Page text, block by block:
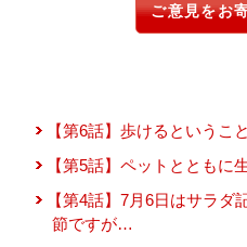
ご意見をお
【第6話】歩けるということ
【第5話】ペットとともに
【第4話】7月6日はサラ
節ですが…